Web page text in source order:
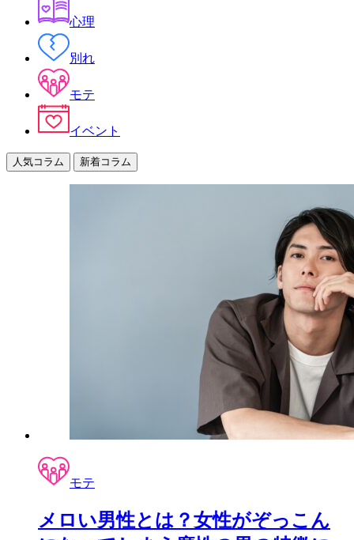
心理
別れ
モテ
イベント
人気コラム 新着コラム
モテ
メロい男性とは？女性がぞっこん